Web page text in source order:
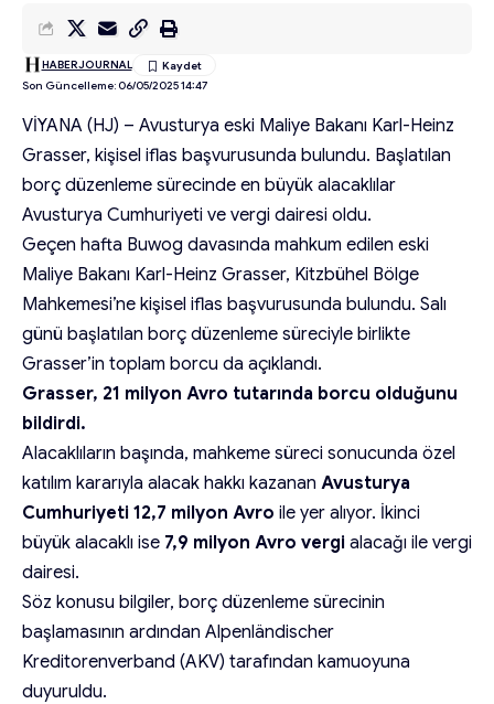
Son Güncelleme: 06/05/2025 14:47
HABERJOURNAL
VİYANA (HJ) – Avusturya eski Maliye Bakanı Karl-Heinz
Grasser, kişisel iflas başvurusunda bulundu. Başlatılan
borç düzenleme sürecinde en büyük alacaklılar
Avusturya Cumhuriyeti ve vergi dairesi oldu.
Geçen hafta Buwog davasında mahkum edilen eski
Maliye Bakanı Karl-Heinz Grasser, Kitzbühel Bölge
Mahkemesi’ne kişisel iflas başvurusunda bulundu. Salı
günü başlatılan borç düzenleme süreciyle birlikte
Grasser’in toplam borcu da açıklandı.
Grasser, 21 milyon Avro tutarında borcu olduğunu
bildirdi.
Alacaklıların başında, mahkeme süreci sonucunda özel
katılım kararıyla alacak hakkı kazanan Avusturya
Cumhuriyeti 12,7 milyon Avro ile yer alıyor. İkinci
büyük alacaklı ise 7,9 milyon Avro vergi alacağı ile vergi
dairesi.
Söz konusu bilgiler, borç düzenleme sürecinin
başlamasının ardından Alpenländischer
Kreditorenverband (AKV) tarafından kamuoyuna
duyuruldu.